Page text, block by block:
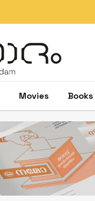
Movies Books